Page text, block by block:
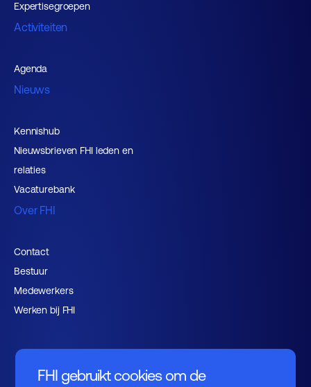
FHI gebruikt cookies om de
Expertisegroepen
Activiteiten
Agenda
Nieuws
Kennishub
Nieuwsbrieven FHI leden en
relaties
Vacaturebank
Over FHI
Contact
Bestuur
Medewerkers
Werken bij FHI